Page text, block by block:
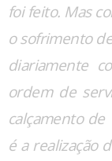
foi feito. Mas
o sofrimento
diariamente
ordem de
calçamento de
é a realização